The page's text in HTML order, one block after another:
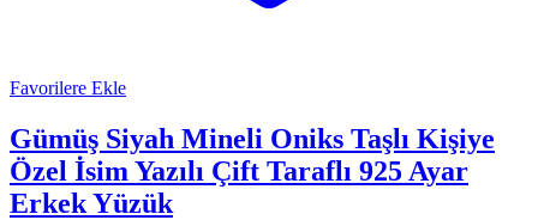
Favorilere Ekle
Gümüş Siyah Mineli Oniks Taşlı Kişiye
Özel İsim Yazılı Çift Taraflı 925 Ayar
Erkek Yüzük